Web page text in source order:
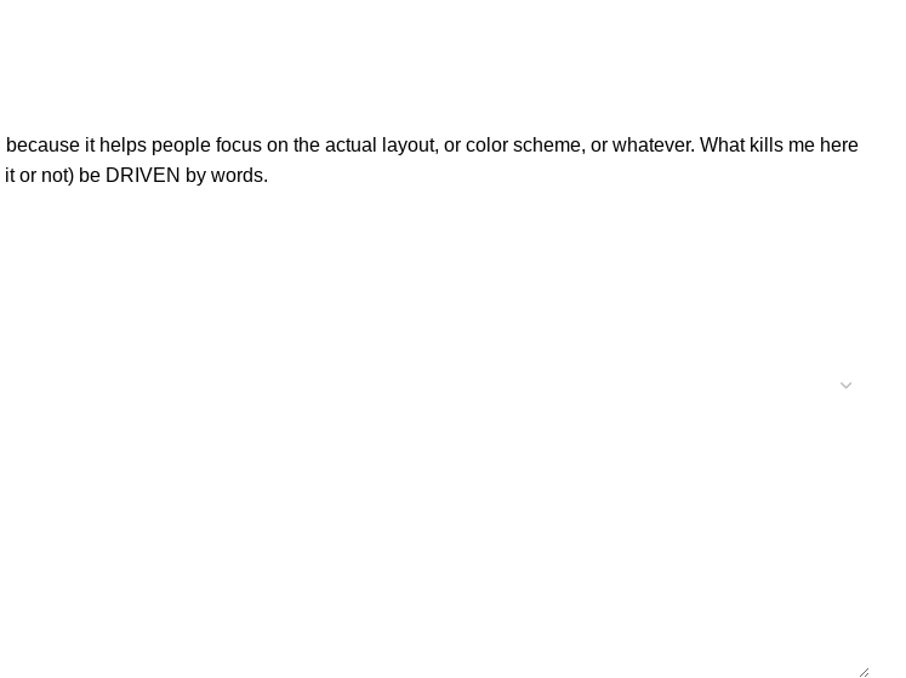
it helps people focus on the actual layout, or color scheme, or whatever. What kills me here
or not) be DRIVEN by words.